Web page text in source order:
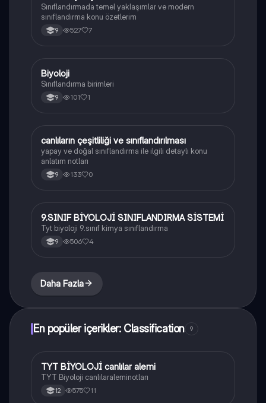
Sınıflandırmada temel yaklaşımlar ve modern
sınıflandırma konu özetlerim
9 527 7
Biyoloji
Biyoloji
Sınıflandırma birimleri
9 101 1
Biyoloji
canlıların çeşitliliği ve sınıflandırılması
yapay ve doğal sınıflandırma ile ilgili detaylı konu
anlatım notları
9 133 0
Biyoloji
9.SINIF BİYOLOJİ SINIFLANDIRMA SİSTEMİ
Tyt biyoloji 9.sınıf kimya sınıflandırma
9 506 4
Daha Fazla
En popüler içerikler: Classification 9
Biyoloji
TYT BİYOLOJİ canlılar alemi
TYT Biyoloji canlılaraleminotları
12 575 11